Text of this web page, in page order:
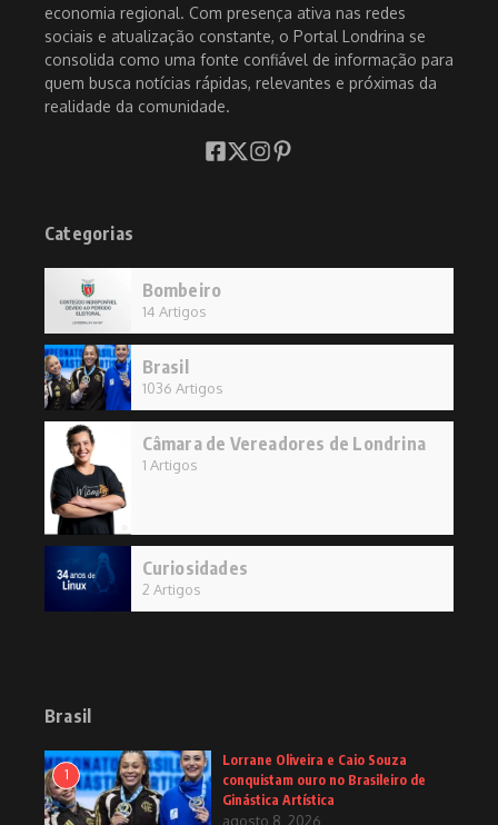
economia regional. Com presença ativa nas redes
sociais e atualização constante, o Portal Londrina se
consolida como uma fonte confiável de informação para
quem busca notícias rápidas, relevantes e próximas da
realidade da comunidade.
Categorias
Bombeiro
14 Artigos
Brasil
1036 Artigos
Câmara de Vereadores de Londrina
1 Artigos
Curiosidades
2 Artigos
Brasil
1
Lorrane Oliveira e Caio Souza
conquistam ouro no Brasileiro de
Ginástica Artística
agosto 8, 2026